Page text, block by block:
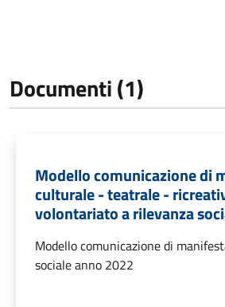
Documenti (1)
Modello comunicazione di
culturale - teatrale -
volontariato a rilevanza
Modello comunicazione di
sociale anno 2022